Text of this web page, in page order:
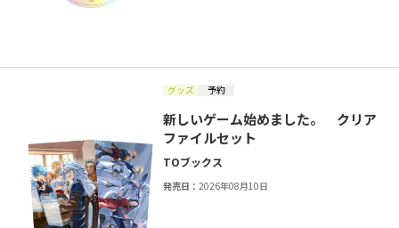
グッズ 予約
新しいゲーム始めました。 クリア
ファイルセット
TOブックス
発売日：2026年08月10日